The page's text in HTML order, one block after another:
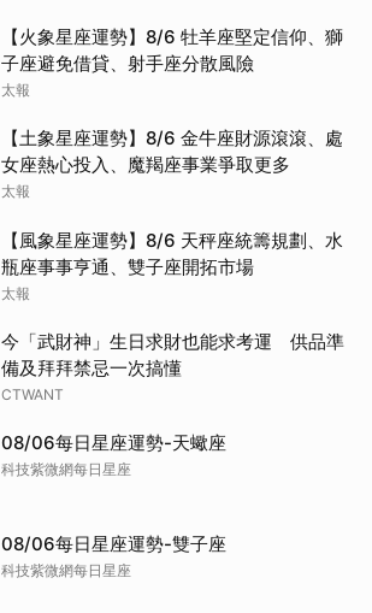
【火象星座運勢】8/6 牡羊座堅定信仰、獅
子座避免借貸、射手座分散風險
太報
【土象星座運勢】8/6 金牛座財源滾滾、處
女座熱心投入、魔羯座事業爭取更多
太報
【風象星座運勢】8/6 天秤座統籌規劃、水
瓶座事事亨通、雙子座開拓市場
太報
今「武財神」生日求財也能求考運 供品準
備及拜拜禁忌一次搞懂
CTWANT
08/06每日星座運勢-天蠍座
科技紫微網每日星座
08/06每日星座運勢-雙子座
科技紫微網每日星座